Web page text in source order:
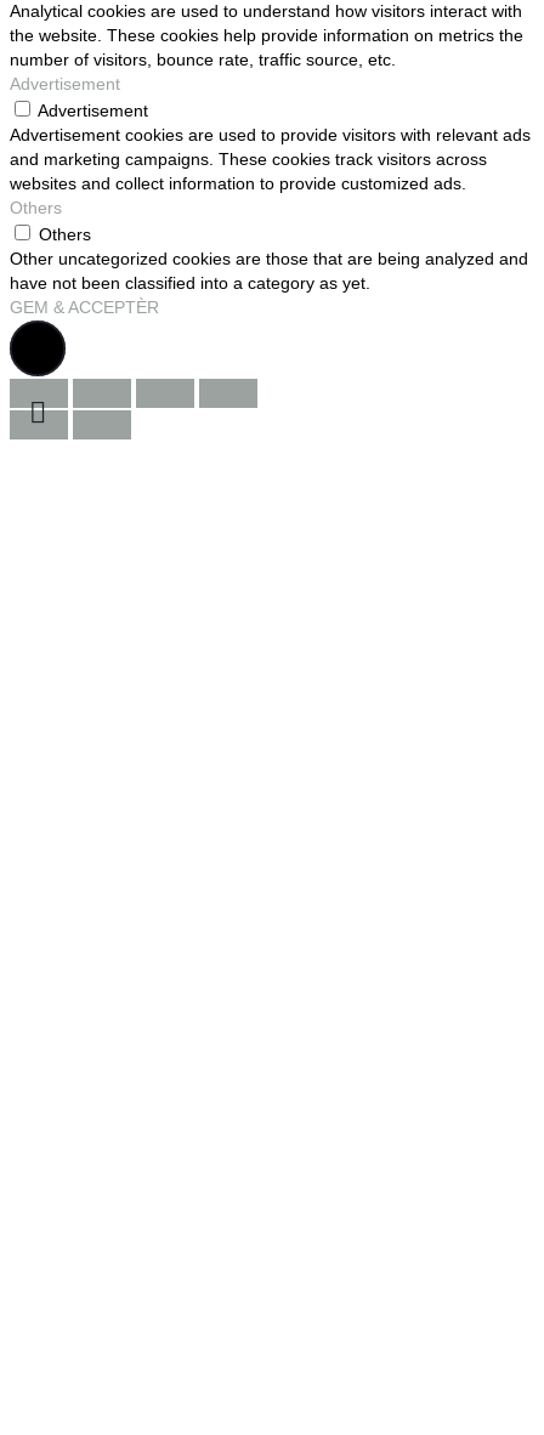
Analytical cookies are used to understand how visitors interact with
the website. These cookies help provide information on metrics the
number of visitors, bounce rate, traffic source, etc.
Advertisement
Advertisement
Advertisement cookies are used to provide visitors with relevant ads
and marketing campaigns. These cookies track visitors across
websites and collect information to provide customized ads.
Others
Others
Other uncategorized cookies are those that are being analyzed and
have not been classified into a category as yet.
GEM & ACCEPTÈR